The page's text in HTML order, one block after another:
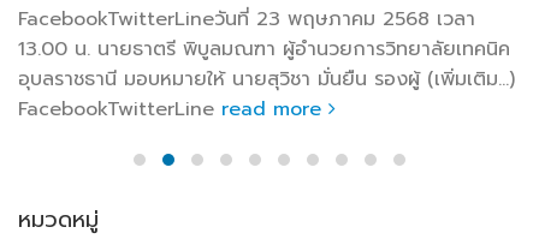
FacebookTwitterLineวันที่ 23 พฤษภาคม 2568 เวลา
13.00 น. นายธาตรี พิบูลมณฑา ผู้อำนวยการวิทยาลัยเทคนิค
อุบลราชธานี มอบหมายให้ นายสุวิชา มั่นยืน รองผู้ (เพิ่มเติม…)
FacebookTwitterLine read more
หมวดหมู่